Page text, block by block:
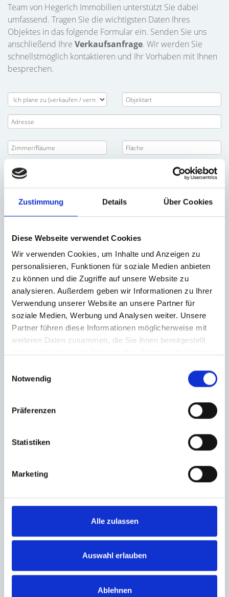
Zustimmung Details Über Cookies
Diese Webseite verwendet Cookies
Wir verwenden Cookies, um Inhalte und Anzeigen zu
personalisieren, Funktionen für soziale Medien anbieten
zu können und die Zugriffe auf unsere Website zu
analysieren. Außerdem geben wir Informationen zu Ihrer
Verwendung unserer Website an unsere Partner für
soziale Medien, Werbung und Analysen weiter. Unsere
Partner führen diese Informationen möglicherweise mit
weiteren Daten zusammen, die Sie ihnen bereitgestellt
Notwendig
Präferenzen
Statistiken
Marketing
Alle zulassen
Auswahl erlauben
Ablehnen
Team von Hegerich Immobilien unterstützt Sie dabei
umfassend. Tragen Sie die wichtigsten Daten Ihres
Objektes in das folgende Formular ein. Senden Sie uns
anschließend Ihre Verkaufsanfrage. Wir werden Sie
schnellstmöglich kontaktieren und Ihr Vorhaben mit Ihnen
besprechen.
zu, dass meine Angaben und Daten zur Beantwortung meiner Anfrage
an info@hegerich-immobilien.de widerrufen. *
Absenden